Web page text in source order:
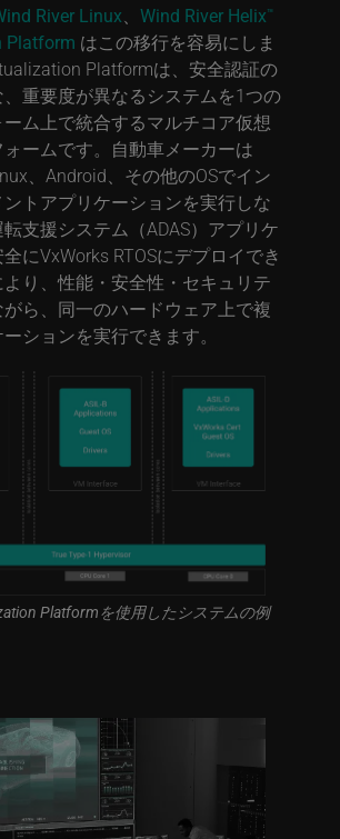
River Linux Wind River Helix™
Platform はこの移行を容易にしま
Platformは、安全認証の
重要度が異なるシステムを1つの
ム上で統合するマルチコア仮想
ームです。自動車メーカーは
、Android、その他のOSでイン
トアプリケーションを実行しな
支援システム（ADAS）アプリケ
にVxWorks RTOSにデプロイでき
より、性能・安全性・セキュリテ
がら、同一のハードウェア上で複
ションを実行できます。
Platformを使用したシステムの例